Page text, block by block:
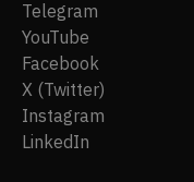
Telegram
YouTube
Facebook
X (Twitter)
Instagram
LinkedIn